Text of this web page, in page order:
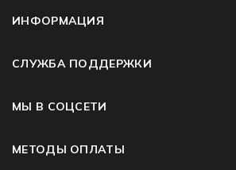
ИНФОРМАЦИЯ
СЛУЖБА ПОДДЕРЖКИ
МЫ В СОЦСЕТИ
МЕТОДЫ ОПЛАТЫ